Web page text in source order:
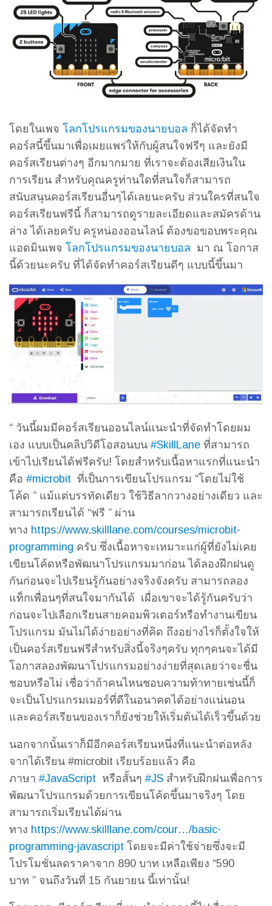
โดยในเพจ โลกโปรแกรมของนายบอล ก็ได้จัดทำ
คอร์สนี้ขึ้นมาเพื่อเผยแพร่ให้กับผู้สนใจฟรีๆ และยังมี
คอร์สเรียนต่างๆ อีกมากมาย ที่เราจะต้องเสียเงินใน
การเรียน สำหรับคุณครูท่านใดที่สนใจก็สามารถ
สนับสนุนคอร์สเรียนอื่นๆได้เลยนะครับ ส่วนใครที่สนใจ
คอร์สเรียนฟรีนี้ ก็สามารถดูรายละเอียดและสมัครด้าน
ล่าง ได้เลยครับ ครูหน่องออนไลน์ ต้องขอขอบพระคุณ
แอดมินเพจ โลกโปรแกรมของนายบอล มา ณ โอกาส
นี้ด้วยนะครับ ที่ได้จัดทำคอร์สเรียนดีๆ แบบนี้ขึ้นมา
“ วันนี้ผมมีคอร์สเรียนออนไลน์แนะนำที่จัดทำโดยผม
เอง แบบเป็นคลิปวิดีโอสอนบน #SkillLane ที่สามารถ
เข้าไปเรียนได้ฟรีครับ! โดยสำหรับเนื้อหาแรกที่แนะนำ
คือ #microbit ที่เป็นการเขียนโปรแกรม “โดยไม่ใช้
โค้ด ” แม้แต่บรรทัดเดียว ใช้วิธีลากวางอย่างเดียว และ
สามารถเรียนได้ “ฟรี ” ผ่าน
ทาง https://www.skilllane.com/courses/microbit-
programming ครับ ซึ่งเนื้อหาจะเหมาะแก่ผู้ที่ยังไม่เคย
เขียนโค้ดหรือพัฒนาโปรแกรมมาก่อน ได้ลองฝึกฝนดู
กันก่อนจะไปเรียนรู้กันอย่างจริงจังครับ สามารถลอง
แท็กเพื่อนๆที่สนใจมากันได้ เผื่อเขาจะได้รู้กันครับว่า
ก่อนจะไปเลือกเรียนสายคอมพิวเตอร์หรือทำงานเขียน
โปรแกรม มันไม่ได้ง่ายอย่างที่คิด ถึงอย่างไรก็ตั้งใจให้
เป็นคอร์สเรียนฟรีสำหรับสิ่งนี้จริงๆครับ ทุกๆคนจะได้มี
โอกาสลองพัฒนาโปรแกรมอย่างง่ายที่สุดเลยว่าจะชื่น
ชอบหรือไม่ เชื่อว่าถ้าคนไหนชอบความท้าทายเช่นนี้ก็
จะเป็นโปรแกรมเมอร์ที่ดีในอนาคตได้อย่างแน่นอน
และคอร์สเรียนของเราก็ยังช่วยให้เริ่มต้นได้เร็วขึ้นด้วย
นอกจากนั้นเราก็มีอีกคอร์สเรียนหนึ่งที่แนะนำต่อหลัง
จากได้เรียน #microbit เรียบร้อยแล้ว คือ
ภาษา #JavaScript หรือสั้นๆ #JS สำหรับฝึกฝนเพื่อการ
พัฒนาโปรแกรมด้วยการเขียนโค้ดขึ้นมาจริงๆ โดย
สามารถเริ่มเรียนได้ผ่าน
ทาง https://www.skilllane.com/cour…/basic-
programming-javascript โดยจะมีค่าใช้จ่ายซึ่งจะมี
โปรโมชั่นลดราคาจาก 890 บาท เหลือเพียง “590
บาท ” จนถึงวันที่ 15 กันยายน นี้เท่านั้น!